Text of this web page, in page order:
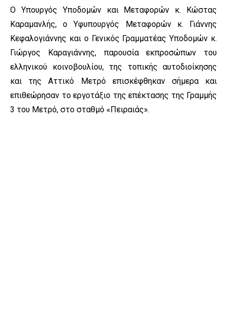
Ο Υπουργός Υποδομών και Μεταφορών κ. Κώστας
Καραμανλής, ο Υφυπουργός Μεταφορών κ. Γιάννης
Κεφαλογιάννης και ο Γενικός Γραμματέας Υποδομών κ.
Γιώργος Καραγιάννης, παρουσία εκπροσώπων του
ελληνικού κοινοβουλίου, της τοπικής αυτοδιοίκησης
και της Αττικό Μετρό επισκέφθηκαν σήμερα και
επιθεώρησαν το εργοτάξιο της επέκτασης της Γραμμής
3 του Μετρό, στο σταθμό «Πειραιάς».